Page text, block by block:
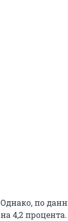
Однако, по
на 4,2